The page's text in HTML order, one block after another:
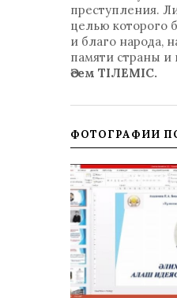
преступления.
целью которого
и благо народа,
памяти страны и
Әсем ТІЛЕМІС.
ФОТОГРАФИИ